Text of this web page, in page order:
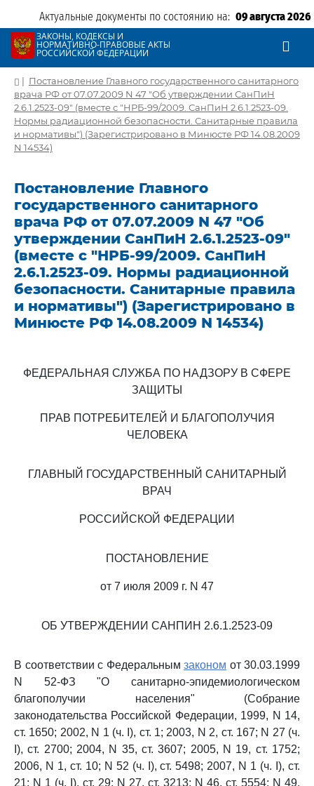
Актуальные документы по состоянию на: 09 августа 2026
ЗАКОНЫ, КОДЕКСЫ И
НОРМАТИВНО-ПРАВОВЫЕ АКТЫ
РОССИЙСКОЙ ФЕДЕРАЦИИ
| Постановление Главного государственного санитарного
врача РФ от 07.07.2009 N 47 "Об утверждении СанПиН
2.6.1.2523-09" (вместе с "НРБ-99/2009. СанПиН 2.6.1.2523-09.
Нормы радиационной безопасности. Санитарные правила
и нормативы") (Зарегистрировано в Минюсте РФ 14.08.2009
N 14534)
Постановление Главного
государственного санитарного
врача РФ от 07.07.2009 N 47 "Об
утверждении СанПиН 2.6.1.2523-09"
(вместе с "НРБ-99/2009. СанПиН
2.6.1.2523-09. Нормы радиационной
безопасности. Санитарные правила
и нормативы") (Зарегистрировано в
Минюсте РФ 14.08.2009 N 14534)
ФЕДЕРАЛЬНАЯ СЛУЖБА ПО НАДЗОРУ В СФЕРЕ
ЗАЩИТЫ
ПРАВ ПОТРЕБИТЕЛЕЙ И БЛАГОПОЛУЧИЯ
ЧЕЛОВЕКА
ГЛАВНЫЙ ГОСУДАРСТВЕННЫЙ САНИТАРНЫЙ
ВРАЧ
РОССИЙСКОЙ ФЕДЕРАЦИИ
ПОСТАНОВЛЕНИЕ
от 7 июля 2009 г. N 47
ОБ УТВЕРЖДЕНИИ САНПИН 2.6.1.2523-09
В соответствии с Федеральным законом от 30.03.1999
N 52-ФЗ "О санитарно-эпидемиологическом
благополучии населения" (Собрание
законодательства Российской Федерации, 1999, N 14,
ст. 1650; 2002, N 1 (ч. I), ст. 1; 2003, N 2, ст. 167; N 27 (ч.
I), ст. 2700; 2004, N 35, ст. 3607; 2005, N 19, ст. 1752;
2006, N 1, ст. 10; N 52 (ч. I), ст. 5498; 2007, N 1 (ч. I), ст.
21; N 1 (ч. I), ст. 29; N 27, ст. 3213; N 46, ст. 5554; N 49,